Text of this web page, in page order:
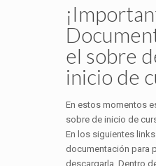
el sobre
inicio de
En estos momentos
sobre de inicio de
En los siguientes
documentación para
descargarla. Dentro